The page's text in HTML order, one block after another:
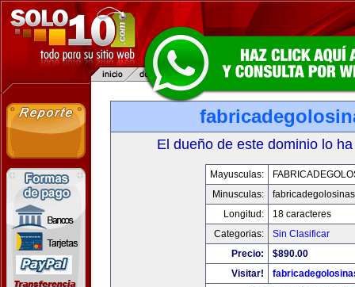
El dueño de este dominio lo
Mayusculas:
Minusculas:
Longitud:
18 caracteres
Categorias:
Sin Clasificar
Precio:
$890.00
Visitar!